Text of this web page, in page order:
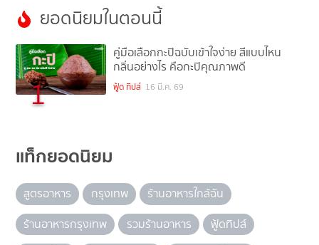
ยอดนิยมในตอนนี้
1
คู่มือเลือกกะปิฉบับเข้าใจง่าย สีแบบไหน
กลิ่นอย่างไร คือกะปิคุณภาพดี
ฟู้ด ทิปส์ 16 มี.ค. 69
แท็กยอดนิยม
สูตรอาหาร กรุงเทพ
ร้านอาหารใกล้ฉัน
ร้านอาหารกรุงเทพ
รวมร้านอาหาร
ฟู้ดทิปส์